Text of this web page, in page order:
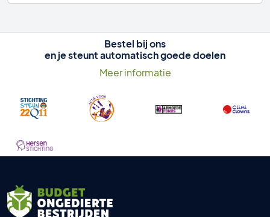
Bestel bij ons
en je steunt automatisch goede doelen
Meer informatie